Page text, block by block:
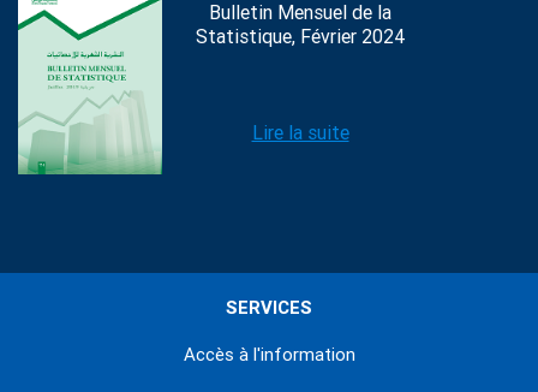
Bulletin Mensuel de la
Statistique, Février 2024
Lire la suite
SERVICES
Accès à l'information